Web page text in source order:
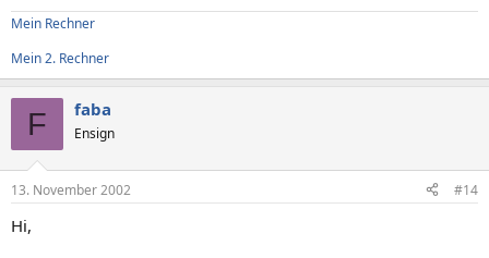
Mein Rechner
Mein 2. Rechner
F faba
Ensign
13. November 2002 #14
Hi,